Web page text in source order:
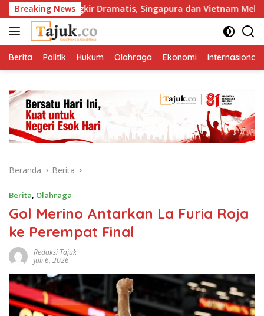
Langsung
ke
konten
Breaking News
Tersingkir Dramatis, Singapura dan Vietnam Melaju ke
Berita Politik Hukum Olahraga Ekonomi Internasional
Beranda Berita
Berita, Olahraga
Gol Merino Antarkan La Furia Roja
ke Perempat Final
Redaksi Tajuk
Juli 6, 2026